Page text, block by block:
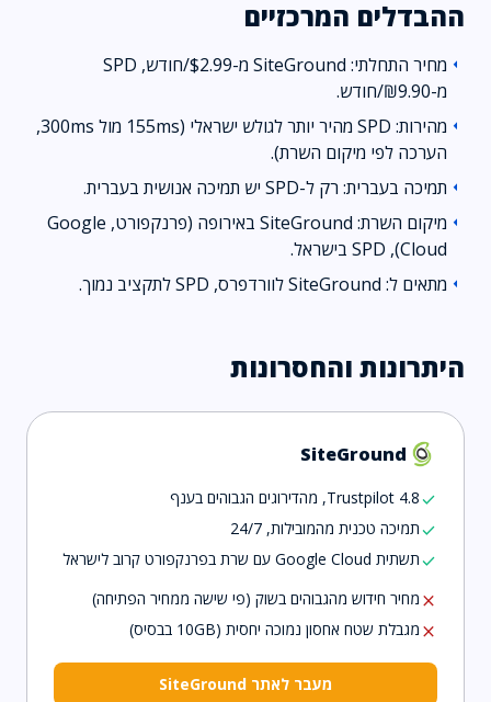
ההבדלים המרכזיים
arrow_left
מחיר התחלתי: SiteGround מ-$2.99/חודש, SPD
מ-₪9.90/חודש.
arrow_left
מהירות: SPD מהיר יותר לגולש ישראלי (155ms מול 300ms,
הערכה לפי מיקום השרת).
arrow_left תמיכה בעברית: רק ל-SPD יש תמיכה אנושית בעברית.
arrow_left
מיקום השרת: SiteGround באירופה (פרנקפורט, Google
Cloud), SPD בישראל.
arrow_left מתאים ל: SiteGround לוורדפרס, SPD לתקציב נמוך.
היתרונות והחסרונות
SiteGround
checkTrustpilot 4.8, מהדירוגים הגבוהים בענף
checkתמיכה טכנית מהמובילות, 24/7
checkתשתית Google Cloud עם שרת בפרנקפורט קרוב לישראל
close מחיר חידוש מהגבוהים בשוק (פי שישה ממחיר הפתיחה)
close מגבלת שטח אחסון נמוכה יחסית (10GB בבסיס)
מעבר לאתר SiteGround